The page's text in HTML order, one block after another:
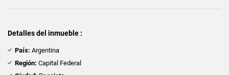
Detalles del inmueble :
País: Argentina
Región: Capital Federal